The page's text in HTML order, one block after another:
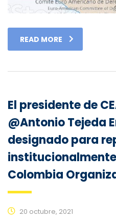
READ MORE
El presidente de
@Antonio Tejeda
designado para
Colombia
20 octubre, 2021